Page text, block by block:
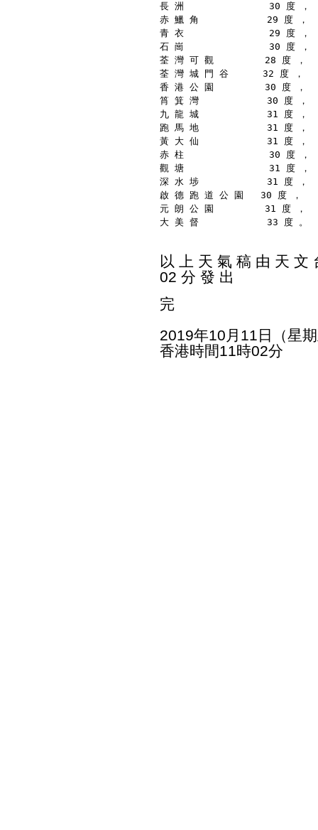
長 洲               30 度 ，
赤 鱲 角            29 度 ，
青 衣               29 度 ，
石 崗               30 度 ，
荃 灣 可 觀         28 度 ，
荃 灣 城 門 谷      32 度 ，
香 港 公 園         30 度 ，
筲 箕 灣            30 度 ，
九 龍 城            31 度 ，
跑 馬 地            31 度 ，
黃 大 仙            31 度 ，
赤 柱               30 度 ，
觀 塘               31 度 ，
深 水 埗            31 度 ，
啟 德 跑 道 公 園   30 度 ，
元 朗 公 園         31 度 ，
大 美 督            33 度 。
以 上 天 氣 稿 由 天 文
02 分 發 出
完
2019年10月11日（星
香港時間11時02分